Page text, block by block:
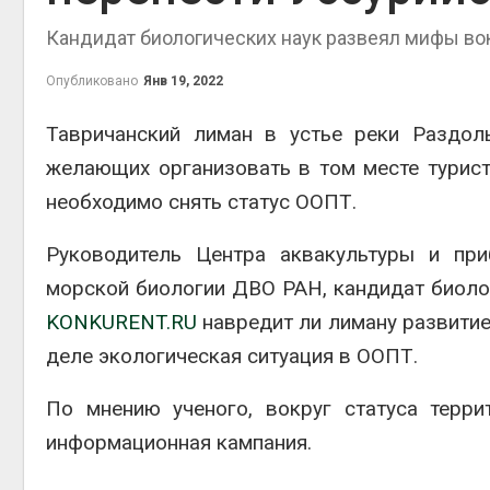
Кандидат биологических наук развеял мифы
Опубликовано Янв 19, 2022
Тавричанский лиман в устье реки
желающих организовать в том месте
необходимо снять статус ООПТ.
Руководитель Центра аквакультуры и
морской биологии ДВО РАН, кандидат
KONKURENT.RU навредит ли лиману
деле экологическая ситуация в ООПТ.
По мнению ученого, вокруг статуса
информационная кампания.
Авг 7,
Авг 6,